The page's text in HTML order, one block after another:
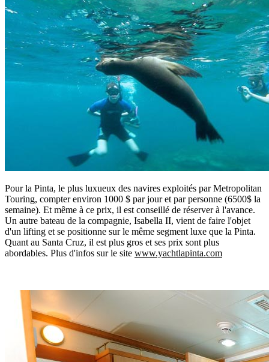
Pour la Pinta, le plus luxueux des navires exploités par Metropolitan
Touring, compter environ 1000 $ par jour et par personne (6500$ la
semaine). Et même à ce prix, il est conseillé de réserver à l'avance.
Un autre bateau de la compagnie, Isabella II, vient de faire l'objet
d'un lifting et se positionne sur le même segment luxe que la Pinta.
Quant au Santa Cruz, il est plus gros et ses prix sont plus
abordables. Plus d'infos sur le site www.yachtlapinta.com